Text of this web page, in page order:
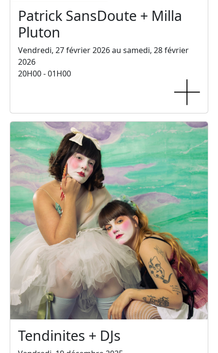
Patrick SansDoute + Milla
Pluton
Vendredi, 27 février 2026 au samedi, 28 février
2026
20H00 - 01H00
Tendinites + DJs